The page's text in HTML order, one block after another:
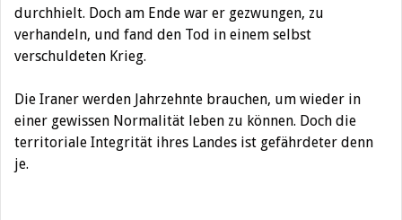
durchhielt. Doch am Ende war er gezwungen, zu
verhandeln, und fand den Tod in einem selbst
verschuldeten Krieg.
Die Iraner werden Jahrzehnte brauchen, um wieder in
einer gewissen Normalität leben zu können. Doch die
territoriale Integrität ihres Landes ist gefährdeter denn
je.